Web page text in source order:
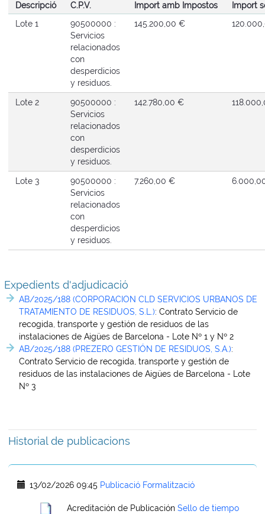
Descripció C.P.V. Import amb Impostos
Import
Lote 1
90500000 :
Servicios
relacionados
con
desperdicios
y residuos.
145.200,00 €
Lote 2
90500000 :
Servicios
relacionados
con
desperdicios
y residuos.
142.780,00 €
Lote 3
90500000 :
Servicios
relacionados
con
desperdicios
y residuos.
7.260,00 €
Expedients d'adjudicació
AB/2025/188 (CORPORACION CLD SERVICIOS URBANOS DE
TRATAMIENTO DE RESIDUOS, S.L.): Contrato Servicio de
recogida, transporte y gestión de residuos de las
instalaciones de Aigües de Barcelona - Lote Nº 1 y Nº 2
AB/2025/188 (PREZERO GESTIÓN DE RESIDUOS, S.A.):
Contrato Servicio de recogida, transporte y gestión de
residuos de las instalaciones de Aigües de Barcelona - Lote
Nº 3
Historial de publicacions
13/02/2026 09:45 Publicació Formalització
Acreditación de Publicación Sello de tiempo